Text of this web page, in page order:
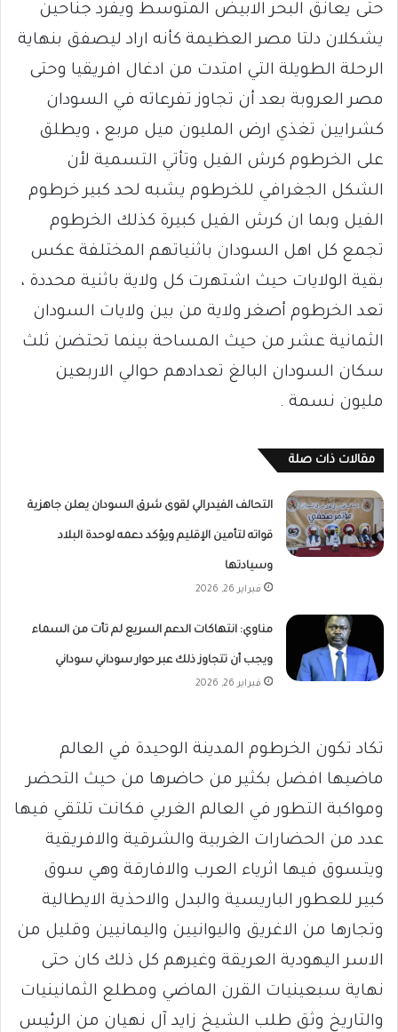
حتى يعانق البحر الابيض المتوسط ويفرد جناحين
يشكلان دلتا مصر العظيمة كأنه اراد ليصفق بنهاية
الرحلة الطويلة التي امتدت من ادغال افريقيا وحتى
مصر العروبة بعد أن تجاوز تفرعاته في السودان
كشرايين تغذي ارض المليون ميل مربع ، ويطلق
على الخرطوم كرش الفيل وتأتي التسمية لأن
الشكل الجغرافي للخرطوم يشبه لحد كبير خرطوم
الفيل وبما ان كرش الفيل كبيرة كذلك الخرطوم
تجمع كل اهل السودان باثنياتهم المختلفة عكس
بقية الولايات حيث اشتهرت كل ولاية باثنية محددة ،
تعد الخرطوم أصغر ولاية من بين ولايات السودان
الثمانية عشر من حيث المساحة بينما تحتضن ثلث
سكان السودان البالغ تعدادهم حوالي الاربعين
مليون نسمة .
مقالات ذات صلة
التحالف الفيدرالي لقوى شرق السودان يعلن جاهزية
قواته لتأمين الإقليم ويؤكد دعمه لوحدة البلاد
وسيادتها
فبراير 26, 2026
مناوي: انتهاكات الدعم السريع لم تأت من السماء
ويجب أن تتجاوز ذلك عبر حوار سوداني سوداني
فبراير 26, 2026
تكاد تكون الخرطوم المدينة الوحيدة في العالم
ماضيها افضل بكثير من حاضرها من حيث التحضر
ومواكبة التطور في العالم الغربي فكانت تلتقي فيها
عدد من الحضارات الغربية والشرقية والافريقية
ويتسوق فيها اثرياء العرب والافارقة وهي سوق
كبير للعطور الباريسية والبدل والاحذية الايطالية
وتجارها من الاغريق واليوانيين واليمانيين وقليل من
الاسر اليهودية العريقة وغيرهم كل ذلك كان حتى
نهاية سبعينيات القرن الماضي ومطلع الثمانينيات
والتاريخ وثق طلب الشيخ زايد آل نهيان من الرئيس